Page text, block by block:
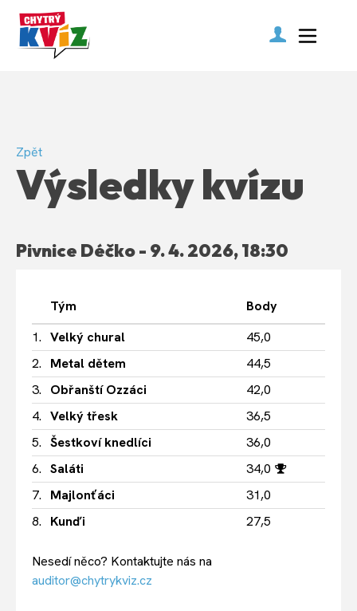
Zpět
Výsledky kvízu
Pivnice Déčko - 9. 4. 2026, 18:30
Tým
Body
1. Velký chural
45,0
2.
Metal dětem
44,5
3.
Obřanští Ozzáci
42,0
4. Velký třesk
36,5
5. Šestkoví knedlíci
36,0
6. Saláti
34,0
7.
Majlonťáci
31,0
8.
Kunďi 27,5
Nesedí něco? Kontaktujte nás na
auditor@chytrykviz.cz